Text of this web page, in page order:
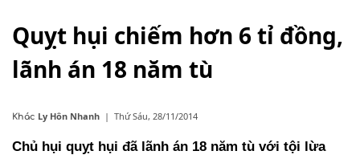
Quỵt hụi chiếm hơn 6 tỉ đồng,
lãnh án 18 năm tù
Khác Ly Hôn Nhanh | Thứ Sáu, 28/11/2014
Chủ hụi quỵt hụi đã lãnh án 18 năm tù với tội lừa